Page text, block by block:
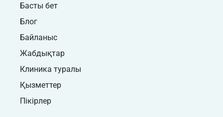
Басты бет
Блог
Байланыс
Жабдықтар
Клиника туралы
Қызметтер
Пікірлер